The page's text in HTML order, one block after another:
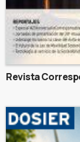
Revista